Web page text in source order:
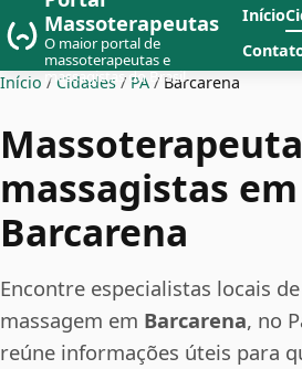
Massoterapeutas
O maior portal de
massoterapeutas e
massagistas do Brasil
Início
Início / Cidades / PA / Barcarena
massagistas em
Barcarena
Encontre especialistas locais
massagem em Barcarena, no
reúne informações úteis para